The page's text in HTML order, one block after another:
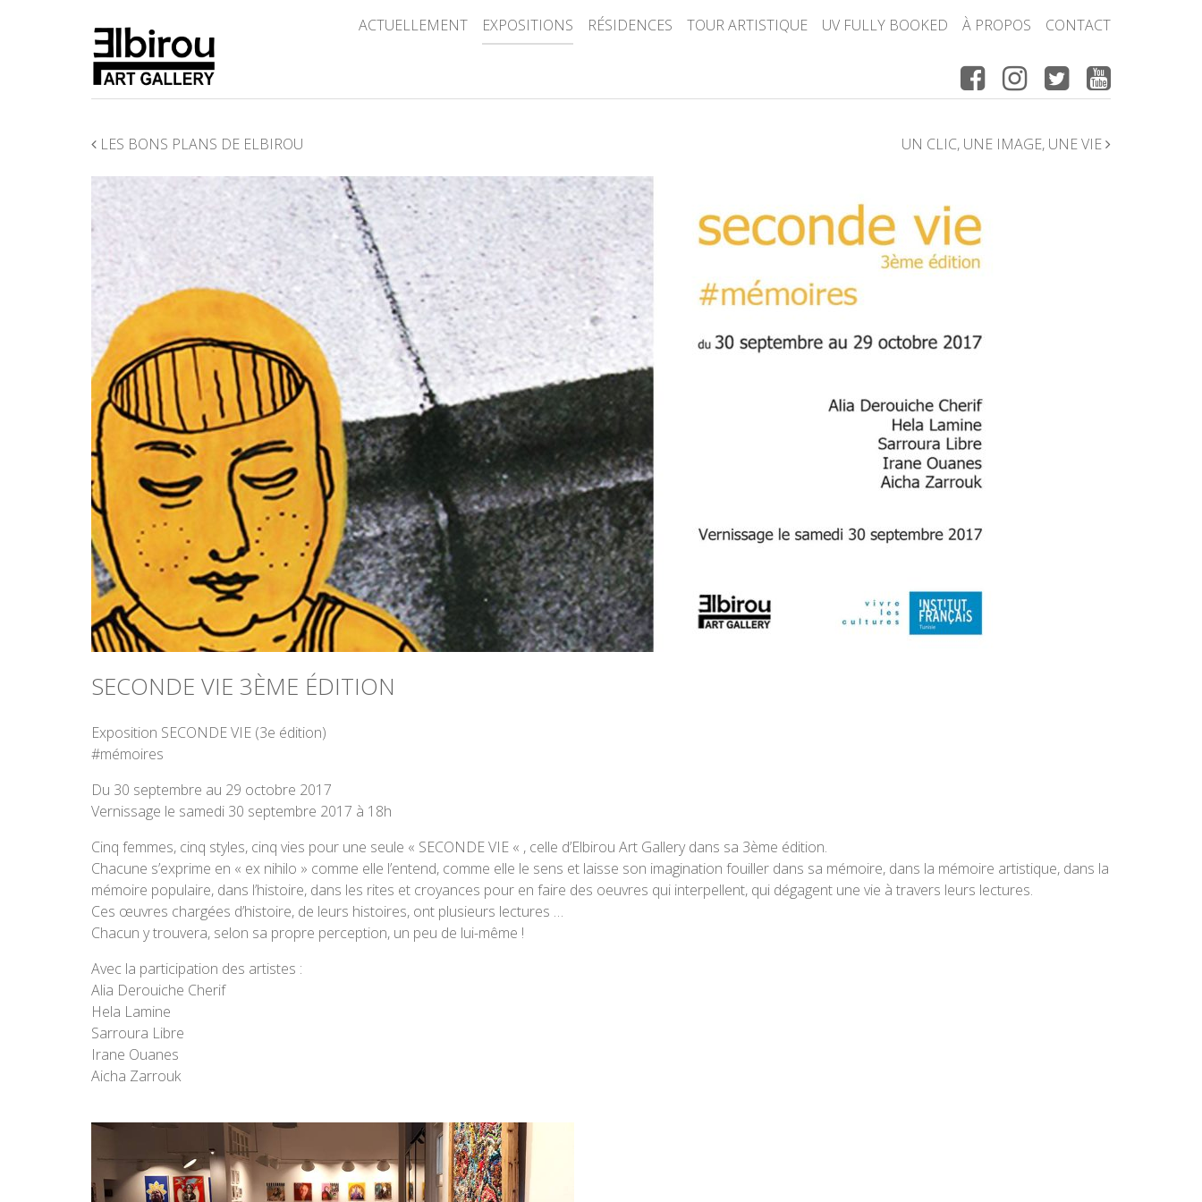
ACTUELLEMENT EXPOSITIONS RÉSIDENCES TOUR ARTISTIQUE UV FULLY BOOKED À PROPOS CONTACT
NAVIGATION
LES BONS PLANS DE ELBIROU UN CLIC, UNE IMAGE, UNE VIE
SECONDE VIE 3ÈME ÉDITION
Exposition SECONDE VIE (3e édition)
#mémoires
Du 30 septembre au 29 octobre 2017
Vernissage le samedi 30 septembre 2017 à 18h
Cinq femmes, cinq styles, cinq vies pour une seule « SECONDE VIE « , celle d’Elbirou Art Gallery dans sa 3ème édition.
Chacune s’exprime en « ex nihilo » comme elle l’entend, comme elle le sens et laisse son imagination fouiller dans sa mémoire, dans la mémoire artistique, dans la
mémoire populaire, dans l’histoire, dans les rites et croyances pour en faire des oeuvres qui interpellent, qui dégagent une vie à travers leurs lectures.
Ces œuvres chargées d’histoire, de leurs histoires, ont plusieurs lectures …
Chacun y trouvera, selon sa propre perception, un peu de lui-même !
Avec la participation des artistes :
Alia Derouiche Cherif
Hela Lamine
Sarroura Libre
Irane Ouanes
Aicha Zarrouk